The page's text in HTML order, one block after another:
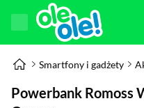
Smartfony i gadżety
Powerbank Romoss